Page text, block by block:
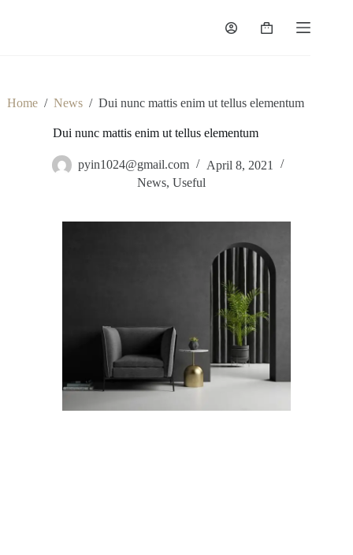
Home / News / Dui nunc mattis enim ut tellus elementum
Dui nunc mattis enim ut tellus elementum
pyin1024@gmail.com
April 8, 2021
News, Useful